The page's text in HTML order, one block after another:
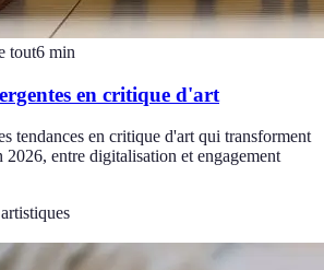
tout6 min
en critique d'art
tendances en critique d'art qui transforment
2026, entre digitalisation et engagement